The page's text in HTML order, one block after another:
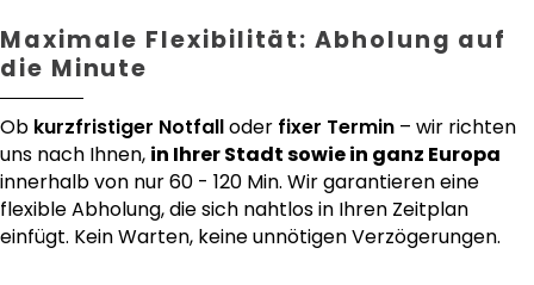
Maximale Flexibilität: Abholung auf
die Minute
Ob kurzfristiger Notfalloder fixer Termin – wir richten
uns nach Ihnen, in Ihrer Stadt sowie in ganz Europa
innerhalb von nur 60 - 120 Min. Wir garantieren eine
flexible Abholung, die sich nahtlos in Ihren Zeitplan
einfügt. Kein Warten, keine unnötigen Verzögerungen.